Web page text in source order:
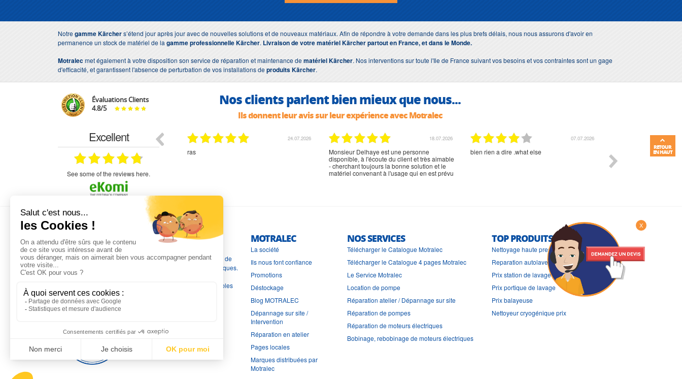
Notregamme Kärchers’étend jour après jour avec de nouvelles solutions et de nouveaux matériaux. Afin de répondre à votre demande dans les plus brefs délais, nous nous assurons d'avoir en
permanence un stock de matériel de la gamme professionnelle Kärcher. Livraison de votre matériel Kärcher partout en France, et dans le Monde.
Motralecmet également à votre disposition son service de réparation et maintenance dematériel Kärcher. Nos interventions sur toute l'Ile de France suivant vos besoins et vos contraintes sont un gage
d'efficacité, et garantissent l'absence de perturbation de vos installations deproduits Kärcher.
Évaluations Clients
4.8/5 Nos clients parlent bien mieux que nous...
Ils donnent leur avis sur leur expérience avec Motralec
Excellent
see some of the reviews here.
29.03.2026
bonjour commande pompe puit malgré un
appel en dehors des heures d ouverture votre
commercial a géré ma demande le devis reçu
immédiatement un fois le paiement effectue la
commande a été valider l envoi a été un peu
long mais dans l ensemble très satisfait
24.07.2026
ras
18.07.2026
Monsieur Delhaye est une personne
disponible, à l'écoute du client et très aimable
- cherchant toujours la bonne solution et le
matériel convenant à l'usage qui en est prévu
07.07.2026
bien rien a dire .what else
L'EXPERTISE MOTRALEC
Depuis 1976, nous sommes
Franceen pompes de relevage, station de relevage, pompe de
chauffage, suppression, forage, immergée et moteurs électriques.
Nous assurons
, tout en travaillant avec les marques les plus fiables
du marché.
MOTRALEC
La société
Ils nous font confiance
Promotions
Déstockage
Blog MOTRALEC
Dépannage sur site /
Intervention
Réparation en atelier
Pages locales
Marques distribuées par
Motralec
NOS SERVICES
Télécharger le Catalogue Motralec
Télécharger le Catalogue 4 pages Motralec
Le Service Motralec
Location de pompe
Réparation atelier / Dépannage sur site
Réparation de pompes
Réparation de moteurs électriques
Bobinage, rebobinage de moteurs électriques
TOP PRODUITS
Nettoyage haute pression
Reparation autolaveuse
Prix station de lavage
Prix portique de lavage
Prix balayeuse
Nettoyeur cryogénique prix
X
RETOUR
EN HAUT